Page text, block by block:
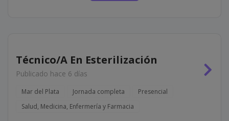
Técnico/A En Esterilización
Publicado hace 6 días
Mar del Plata Jornada completa
Presencial
Salud, Medicina, Enfermería y Farmacia